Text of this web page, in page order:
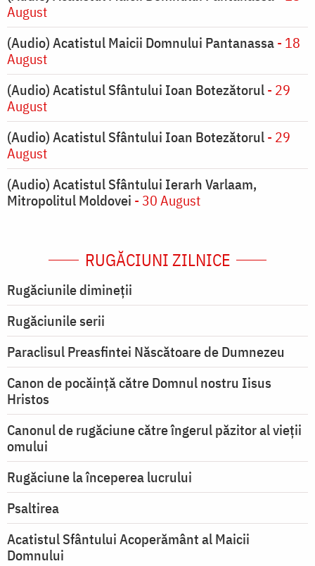
August
(Audio) Acatistul Maicii Domnului Pantanassa- 18
August
(Audio) Acatistul Sfântului Ioan Botezătorul- 29
August
(Audio) Acatistul Sfântului Ioan Botezătorul- 29
August
(Audio) Acatistul Sfântului Ierarh Varlaam,
Mitropolitul Moldovei - 30 August
RUGĂCIUNI ZILNICE
Rugăciunile dimineții
Rugăciunile serii
Paraclisul Preasfintei Născătoare de Dumnezeu
Canon de pocăință către Domnul nostru Iisus
Hristos
Canonul de rugăciune către îngerul păzitor al vieții
omului
Rugăciune la începerea lucrului
Psaltirea
Acatistul Sfântului Acoperământ al Maicii
Domnului